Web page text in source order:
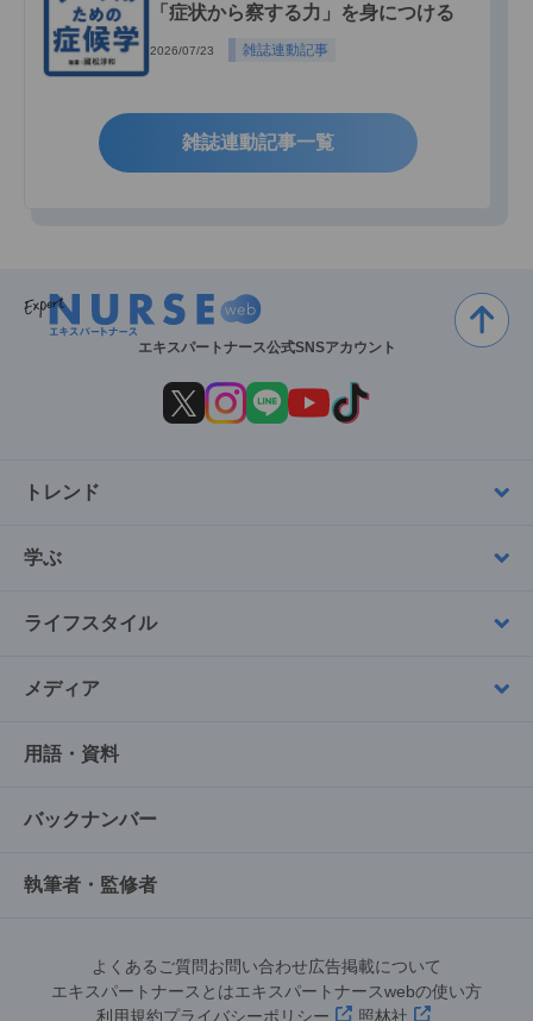
「症状から察する力」を身につける
2026/07/23 雑誌連動記事
雑誌連動記事一覧
エキスパートナース公式SNSアカウント
トレンド
学ぶ
ライフスタイル
メディア
用語・資料
バックナンバー
執筆者・監修者
よくあるご質問お問い合わせ広告掲載について
エキスパートナースとはエキスパートナースwebの使い方
利用規約プライバシーポリシー 照林社